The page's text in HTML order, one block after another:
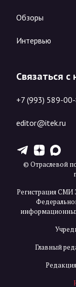
Обзоры
Интервью
Связаться с
+7 (993) 589-
editor@itek.ru
T Z X
© Отраслевой
Регистрация СМИ
Главный